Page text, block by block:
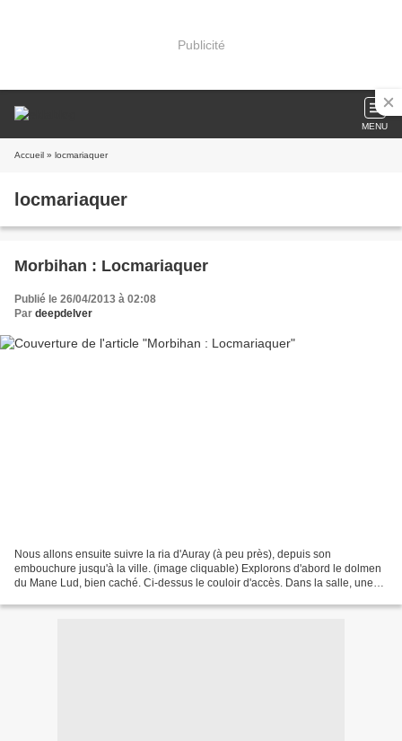
Publicité
MENU
Accueil » locmariaquer
locmariaquer
Morbihan : Locmariaquer
Publié le 26/04/2013 à 02:08
Par deepdelver
Nous allons ensuite suivre la ria d'Auray (à peu près), depuis son
embouchure jusqu'à la ville. (image cliquable) Explorons d'abord le dolmen
du Mane Lud, bien caché. Ci-dessus le couloir d'accès. Dans la salle, une